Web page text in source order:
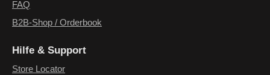
FAQ
B2B-Shop / Orderbook
Hilfe & Support
Store Locator